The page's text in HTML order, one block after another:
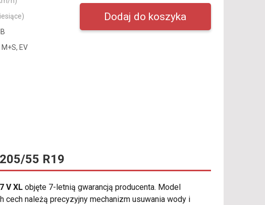
M+S, EV
205/55 R19
V XL objęte 7-letnią gwarancją producenta. Model
należą precyzyjny mechanizm usuwania wody i